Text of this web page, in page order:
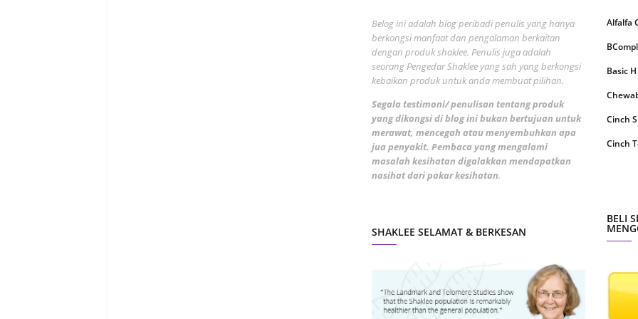
August
July
June
May
April
Belog ini adalah blog peribadi penulis yang hanya
berkongsi manfaat dan pengalaman berkaitan
dengan produk shaklee. Penulis juga adalah
seorang Pengedar Shaklee yang sah yang berkongsi
kebaikan produk untuk anda membuat pilihan.
Segala testimoni/ penulisan tentang produk
yang dikongsi di blog ini bukan bertujuan untuk
merawat, mencegah atau menyembuhkan apa
jua penyakit. Pembaca yang mengalami
masalah kesihatan digalakkan mendapatkan
nasihat dari pakar kesihatan.
SHAKLEE SELAMAT & BERKESAN
Alfalfa
Basic
Cinch
Cinch
DTX
Detoks
Fresh
BELI